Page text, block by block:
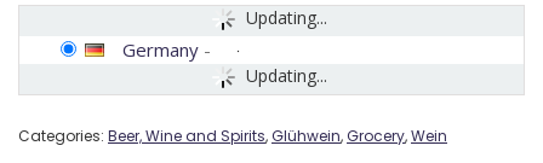
Updating...
Updating...
Germany -
Categories: Beer, Wine and Spirits,Glühwein,Grocery,Wein